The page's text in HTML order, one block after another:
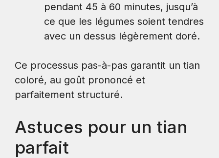
pendant 45 à 60 minutes, jusqu’à
ce que les légumes soient tendres
avec un dessus légèrement doré.
Ce processus pas-à-pas garantit un tian
coloré, au goût prononcé et
parfaitement structuré.
Astuces pour un tian
parfait